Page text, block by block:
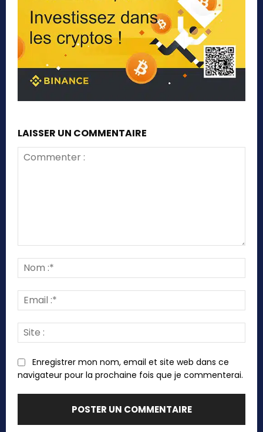
LAISSER UN COMMENTAIRE
:*
:*
:
Enregistrer mon nom, email et site web dans ce
navigateur pour la prochaine fois que je commenterai.